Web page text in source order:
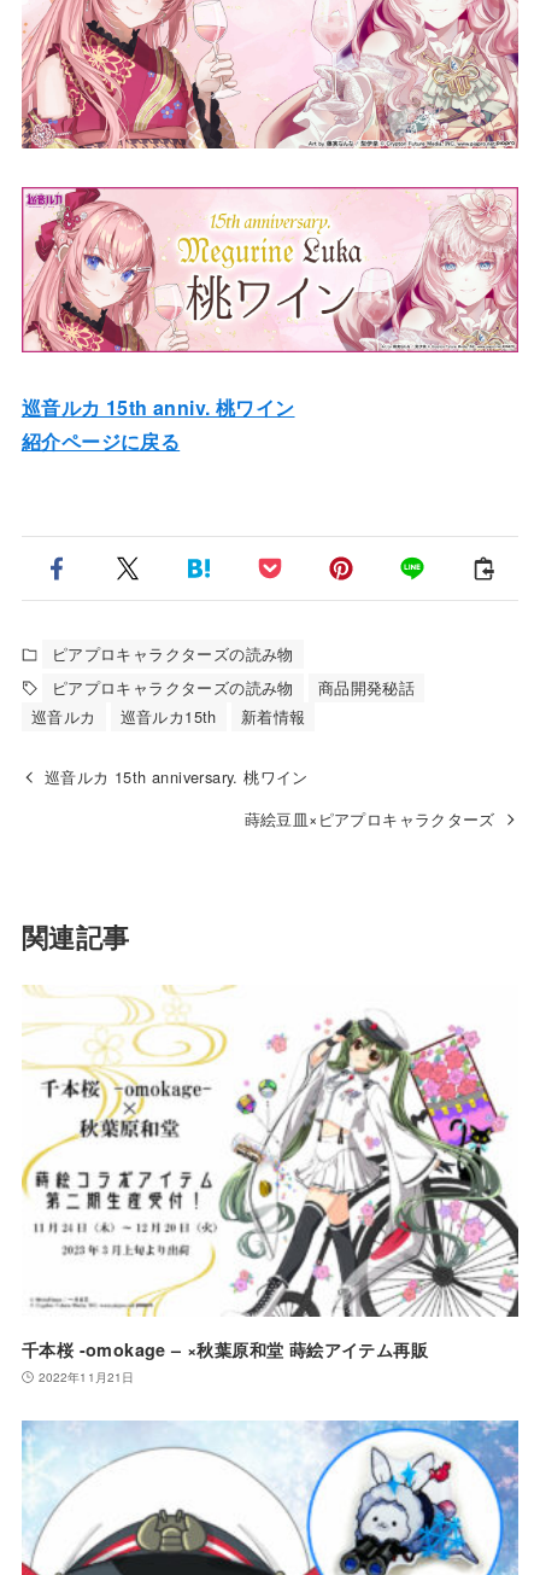
巡音ルカ 15th anniv. 桃ワイン
紹介ページに戻る
ピアプロキャラクターズの読み物
ピアプロキャラクターズの読み物
商品開発秘話
巡音ルカ
巡音ルカ15th 新着情報
巡音ルカ 15th anniversary. 桃ワイン
蒔絵豆皿×ピアプロキャラクターズ
関連記事
千本桜 -omokage – ×秋葉原和堂 蒔絵アイテム再販
2022年11月21日